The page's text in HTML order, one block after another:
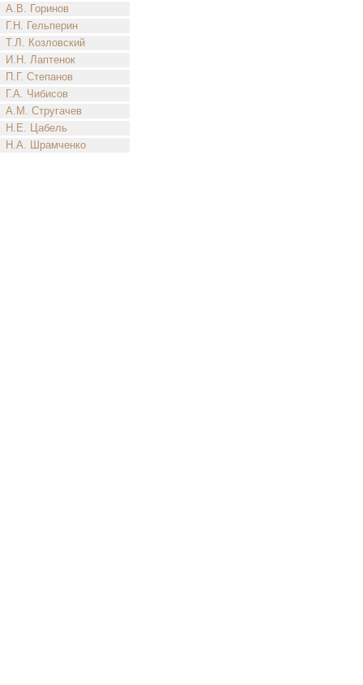
А.В. Горинов
Г.Н. Гельперин
Т.Л. Козловский
И.Н. Лаптенок
П.Г. Степанов
Г.А. Чибисов
А.М. Стругачев
Н.Е. Цабель
Н.А. Шрамченко